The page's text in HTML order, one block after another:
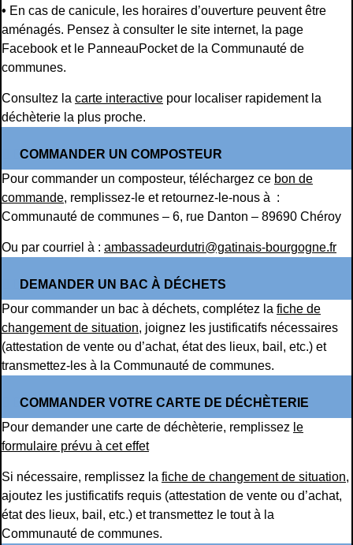
• En cas de canicule, les horaires d’ouverture peuvent être
aménagés. Pensez à consulter le site internet, la page
Facebook et le PanneauPocket de la Communauté de
communes.
Consultez la carte interactive pour localiser rapidement la
déchèterie la plus proche.
COMMANDER UN COMPOSTEUR
Pour commander un composteur, téléchargez ce bon de
commande, remplissez-le et retournez-le-nous à :
Communauté de communes – 6, rue Danton – 89690 Chéroy
Ou par courriel à : ambassadeurdutri@gatinais-bourgogne.fr
DEMANDER UN BAC À DÉCHETS
Pour commander un bac à déchets, complétez la fiche de
changement de situation, joignez les justificatifs nécessaires
(attestation de vente ou d’achat, état des lieux, bail, etc.) et
transmettez-les à la Communauté de communes.
COMMANDER VOTRE CARTE DE DÉCHÈTERIE
Pour demander une carte de déchèterie, remplissez le
formulaire prévu à cet effet
Si nécessaire, remplissez la fiche de changement de situation,
ajoutez les justificatifs requis (attestation de vente ou d’achat,
état des lieux, bail, etc.) et transmettez le tout à la
Communauté de communes.